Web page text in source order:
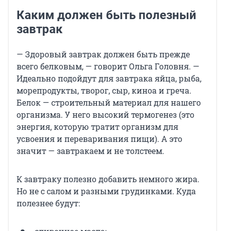
Каким должен быть полезный
завтрак
— Здоровый завтрак должен быть прежде
всего белковым, — говорит Ольга Головня. —
Идеально подойдут для завтрака яйца, рыба,
морепродукты, творог, сыр, киноа и греча.
Белок — строительный материал для нашего
организма. У него высокий термогенез (это
энергия, которую тратит организм для
усвоения и переваривания пищи). А это
значит — завтракаем и не толстеем.
К завтраку полезно добавить немного жира.
Но не с салом и разными грудинками. Куда
полезнее будут: